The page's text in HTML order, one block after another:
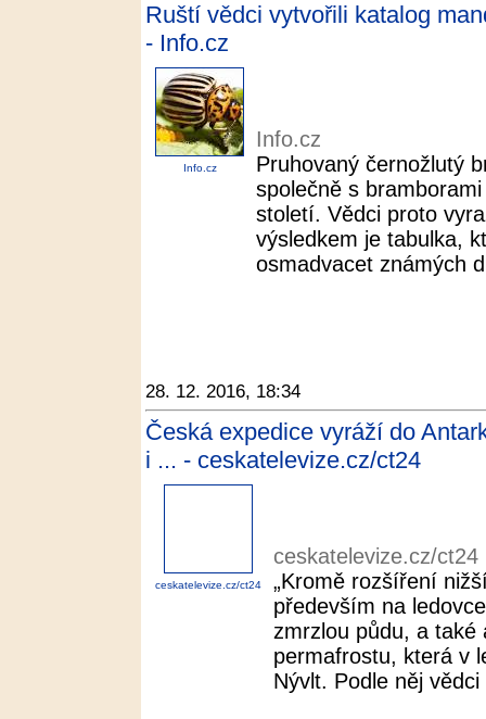
Ruští vědci vytvořili katalog
- Info.cz
Info.cz
Info.cz
Pruhovaný černožlutý
společně s
století. Vědci proto
výsledkem je tabulka,
osmadvacet známých
28. 12. 2016, 18:34
Česká expedice vyráží do
i ... - ceskatelevize.cz/ct24
ceskatelevize.cz/ct24
ceskatelevize.cz/ct24
„Kromě rozšíření
především na
zmrzlou půdu, a
permafrostu, která v
Nývlt. Podle něj